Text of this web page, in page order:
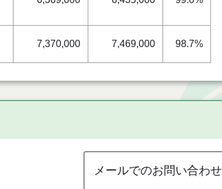
7,370,000 7,469,000 98.7%
メールでのお問い合わせ